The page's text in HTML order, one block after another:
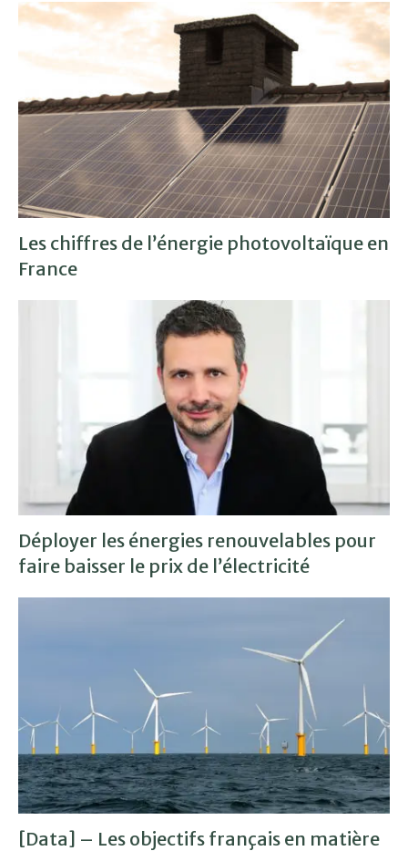
Les chiffres de l’énergie photovoltaïque en
France
Déployer les énergies renouvelables pour
faire baisser le prix de l’électricité
[Data] – Les objectifs français en matière